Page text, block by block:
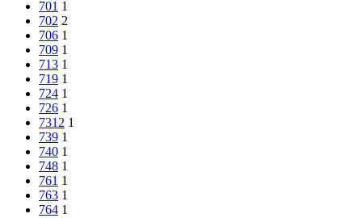
701 1
702 2
706 1
709 1
713 1
719 1
724 1
726 1
7312 1
739 1
740 1
748 1
761 1
763 1
764 1